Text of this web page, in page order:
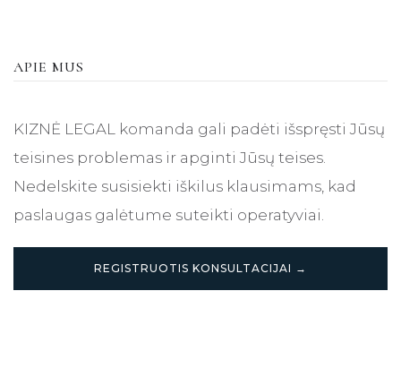
APIE MUS
KIZNĖ LEGAL komanda gali padėti išspręsti Jūsų
teisines problemas ir apginti Jūsų teises.
Nedelskite susisiekti iškilus klausimams, kad
paslaugas galėtume suteikti operatyviai.
REGISTRUOTIS KONSULTACIJAI →